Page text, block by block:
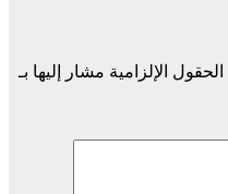
الحقول الإلزامية مشار إليها بـ